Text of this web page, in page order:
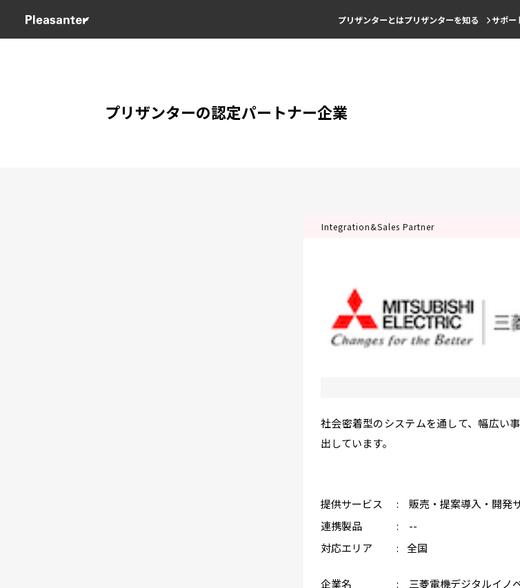
プリザンターとはプリザンターを知る サポー
プリザンターの認定パートナー企業
Integration&Sales Partner
社会密着型のシステムを通して、幅広い
出しています。
提供サービス 販売・提案導入・開発
連携製品
--
対応エリア
全国
企業名 三菱電機デジタルイノ